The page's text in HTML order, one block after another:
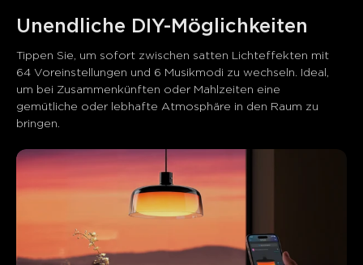
Unendliche DIY-Möglichkeiten
Tippen Sie, um sofort zwischen satten Lichteffekten mit
64 Voreinstellungen und 6 Musikmodi zu wechseln. Ideal,
um bei Zusammenkünften oder Mahlzeiten eine
gemütliche oder lebhafte Atmosphäre in den Raum zu
bringen.